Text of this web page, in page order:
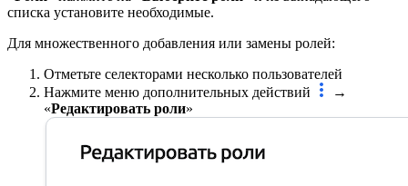
списка установите необходимые.
Для множественного добавления или замены ролей:
Отметьте селекторами несколько пользователей
Нажмите меню дополнительных действий
→
«Редактировать роли»